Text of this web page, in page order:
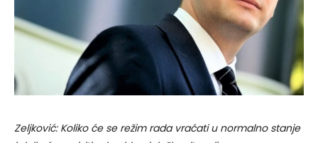
Zeljković: Koliko će se režim rada vraćati u normalno stanje